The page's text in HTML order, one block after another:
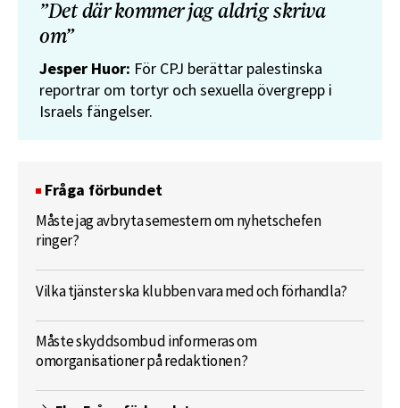
”Det där kommer jag aldrig skriva
om”
Jesper Huor: För CPJ berättar palestinska
reportrar om tortyr och sexuella övergrepp i
Israels fängelser.
Fråga förbundet
Måste jag avbryta semestern om nyhetschefen
ringer?
Vilka tjänster ska klubben vara med och förhandla?
Måste skyddsombud informeras om
omorganisationer på redaktionen?